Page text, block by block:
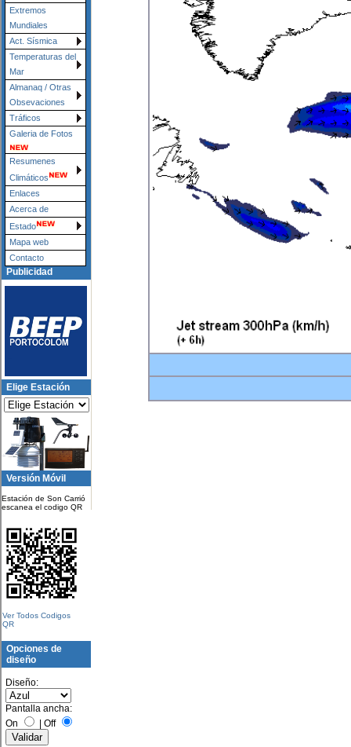
Extremos
Mundiales
Act. Sísmica
Temperaturas del
Mar
Almanaq / Otras
Obsevaciones
Tráficos
Galeria de Fotos
Resumenes
Climáticos
Enlaces
Acerca de
Estado
Mapa web
Contacto
Publicidad
Elige Estación
Versión Móvil
Estación de Son Carrió
escanea el codigo QR
Ver Todos Codigos
QR
Opciones de
diseño
Diseño:
Pantalla ancha:
On
Off